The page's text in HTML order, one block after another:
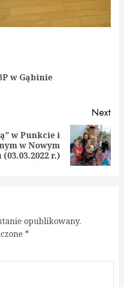
w Gąbinie
Next
w Punkcie i
w Nowym
r.)
opublikowany.
*